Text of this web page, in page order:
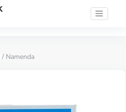
/ Namenda